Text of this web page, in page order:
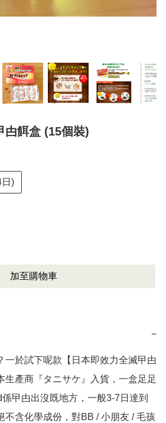
甴餌盒 (15個裝)
)
加至購物車
−
一於試下呢款【日本即效力全滅曱甴
生產商『タニサケ』入貨，一盒足足
曱甴出沒既地方，一般3-7日達到
不含化學成份，對BB / 小朋友 / 毛孩